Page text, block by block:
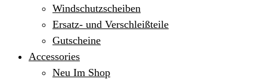
Windschutzscheiben
Ersatz- und Verschleißteile
Gutscheine
Accessories
Neu Im Shop